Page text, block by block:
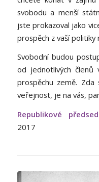
svobodu a menší
jste prokazoval jako
prospěch z vaší politiky
Svobodní budou
od jednotlivých
prospěchu země.
veřejnost, je na vás,
Republikové
2017